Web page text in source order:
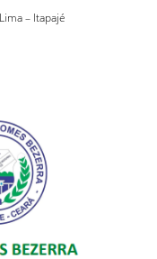
– Itapajé